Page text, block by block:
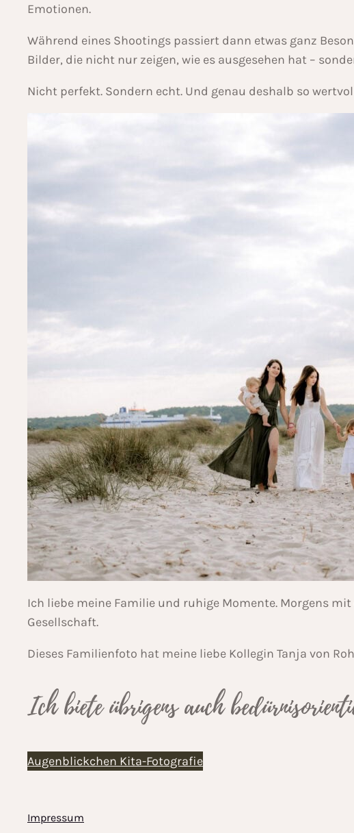
Emotionen.
Während eines Shootings passiert dann etwas ganz
Bilder, die nicht nur zeigen, wie es ausgesehen hat –
Nicht perfekt. Sondern echt. Und genau deshalb so
Ich liebe meine Familie und ruhige Momente. Morgens
Gesellschaft.
Dieses Familienfoto hat meine liebe Kollegin Tanja von
Ich biete übrigens auch
Augenblickchen Kita-Fotografie
Impressum